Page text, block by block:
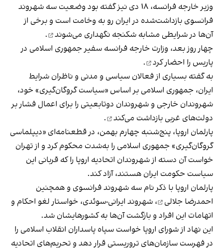
وزیر خارجه فرانسه، ۱۸ دی نیز گفته بود وضعیت سه شهروند
فرانسوی بازداشت‌شده در ایران رو به وخامت است و برخی از
آن‌ها در شرایطی مشابه شکنجه نگهداری می‌شوند
.
چهار روز بعد، وزارت خارجه فرانسه سفیر جمهوری اسلامی در
پاریس را احضار کرد
.
به گفته بسیاری از فعالان سیاسی و مدنی و ناظران شرایط
ایران، جمهوری اسلامی بر اساس «سیاست گروگان‌گیری» خود،
شهروندان خارجی و شهروندان دوتابعیتی را برای اعمال فشار بر
دولت‌های غربی بازداشت می‌کند
.
پارلمان اروپا، پنج‌شنبه چهارم بهمن، در قطعنامه‌ای «دیپلماسی
گروگان‌گیری» جمهوری اسلامی را به‌شدت محکوم کرد و از تهران
خواست آن دسته از شهروندان اتحادیه اروپا را که قربانی این
سیاست حکومت ایران هستند، آزاد کند.
پارلمان اروپا با ذکر نام سه شهروند فرانسوی و همچنین
احمدرضا جلالی
، شهروند ایرانی-سوئدی، خواستار لغو احکام و
اتهامات این افراد و بازگشت آن‌ها به کشورهایشان شد.
این نهاد از شورای اروپا خواست سپاه پاسداران انقلاب اسلامی را
در فهرست سازمان‌های تروریستی قرار دهد و تحریم‌های اتحادیه